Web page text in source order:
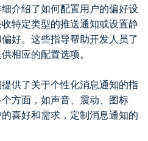
介绍了如何配置用户的偏好设
特定类型的推送通知或设置静
好。这些指导帮助开发人员了
相应的配置选项。
供了关于个性化消息通知的指
方面，如声音、震动、图标
喜好和需求，定制消息通知的